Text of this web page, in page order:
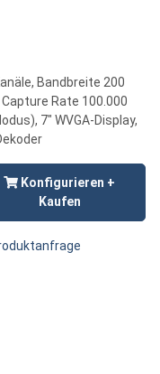
Bandbreite 200
Rate 100.000
7" WVGA-Display,
Konfigurieren +
Kaufen